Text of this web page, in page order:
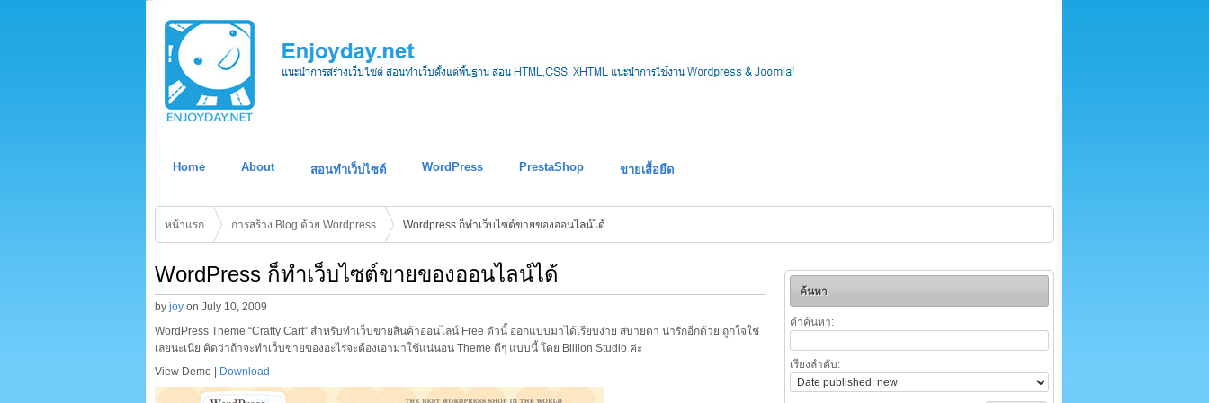
Home About สอนทำเว็บไซต์ WordPress PrestaShop ขายเสื้อยืด
หน้าแรก การสร้าง Blog ด้วย Wordpress Wordpress ก็ทำเว็บไซต์ขายของออนไลน์ได้
WordPress ก็ทำเว็บไซต์ขายของออนไลน์ได้
by joy on July 10, 2009
WordPress Theme “Crafty Cart” สำหรับทำเว็บขายสินค้าออนไลน์ Free ตัวนี้ ออกแบบมาได้เรียบง่าย สบายตา น่ารักอีกด้วย ถูกใจใช่
เลยนะเนี่ย คิดว่าถ้าจะทำเว็บขายของอะไรจะต้องเอามาใช้แน่นอน Theme ดีๆ แบบนี้ โดย Billion Studio ค่ะ
View Demo |
Download
ค้นหา
คำค้นหา:
เรียงลำดับ: